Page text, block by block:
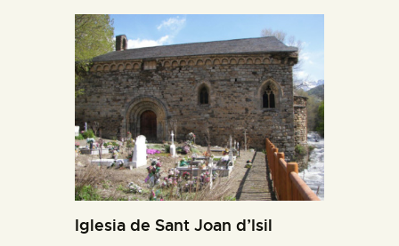
Iglesia de Sant Joan d’Isil